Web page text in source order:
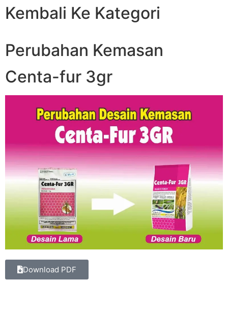
Kembali Ke Kategori
Perubahan Kemasan
Centa-fur 3gr
Download PDF